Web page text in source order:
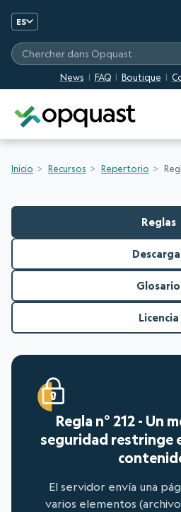
ES
News FAQ Boutique
Chercher dans
Inicio Recursos Repertorio
Reglas
Glosario
Licencia
Regla n° 212 - Un
seguridad restringe
El servidor envía una
varios elementos